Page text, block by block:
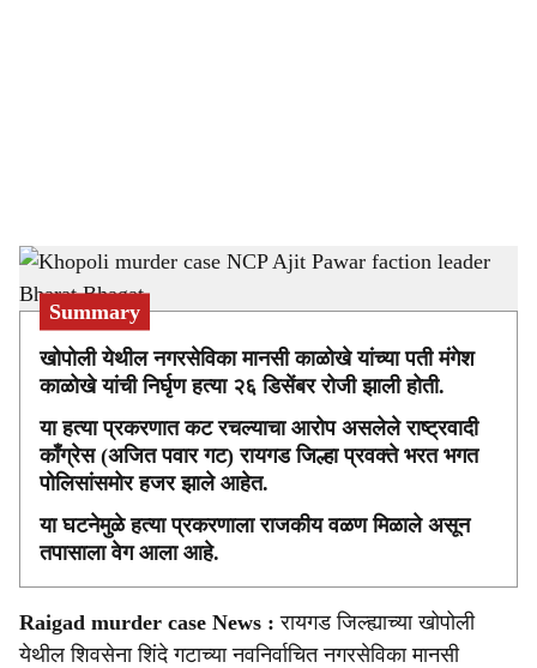
h
Khopoli murder case NCP Ajit Pawar faction leader Bharat Bhagat
Summary
खोपोली येथील नगरसेविका मानसी काळोखे यांच्या पती मंगेश
काळोखे यांची निर्घृण हत्या २६ डिसेंबर रोजी झाली होती.
या हत्या प्रकरणात कट रचल्याचा आरोप असलेले राष्ट्रवादी
काँग्रेस (अजित पवार गट) रायगड जिल्हा प्रवक्ते भरत भगत
पोलिसांसमोर हजर झाले आहेत.
या घटनेमुळे हत्या प्रकरणाला राजकीय वळण मिळाले असून
तपासाला वेग आला आहे.
Raigad murder case News : रायगड जिल्ह्याच्या खोपोली
येथील शिवसेना शिंदे गटाच्या नवनिर्वाचित नगरसेविका मानसी